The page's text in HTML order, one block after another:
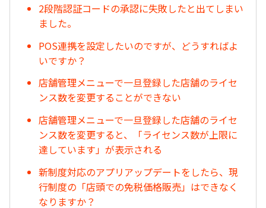
2段階認証コードの承認に失敗したと出てしまい
ました。
POS連携を設定したいのですが、どうすればよ
いですか？
店舗管理メニューで一旦登録した店舗のライセ
ンス数を変更することができない
店舗管理メニューで一旦登録した店舗のライセ
ンス数を変更すると、「ライセンス数が上限に
達しています」が表示される
新制度対応のアプリアップデートをしたら、現
行制度の「店頭での免税価格販売」はできなく
なりますか？